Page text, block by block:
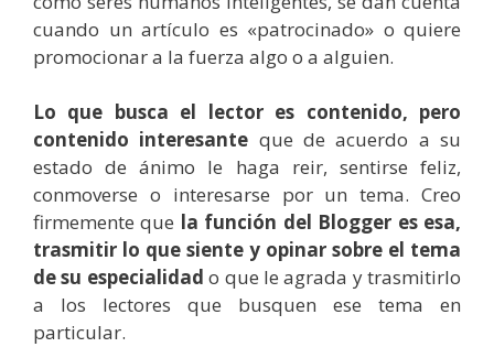
cuando un artículo es «patrocinado» o quiere
promocionar a la fuerza algo o a alguien.
Lo que busca el lector es contenido, pero
contenido interesante que de acuerdo a su
estado de ánimo le haga reir, sentirse feliz,
conmoverse o interesarse por un tema. Creo
firmemente que la función del Blogger es esa,
trasmitir lo que siente y opinar sobre el tema
de su especialidad o que le agrada y trasmitirlo
a los lectores que busquen ese tema en
particular.